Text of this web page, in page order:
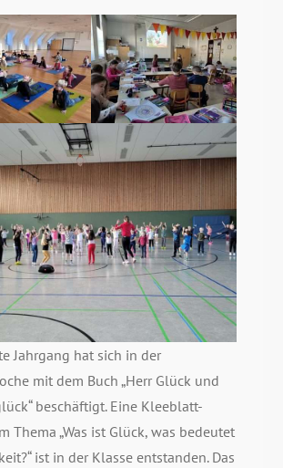
Jahrgang hat sich in der
mit dem Buch „Herr Glück und
beschäftigt. Eine Kleeblatt-
Thema „Was ist Glück, was bedeutet
ist in der Klasse entstanden. Das